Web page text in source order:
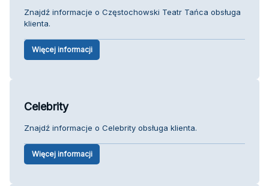
Znajdź informacje o Częstochowski Teatr Tańca obsługa
klienta.
Więcej informacji
Celebrity
Znajdź informacje o Celebrity obsługa klienta.
Więcej informacji